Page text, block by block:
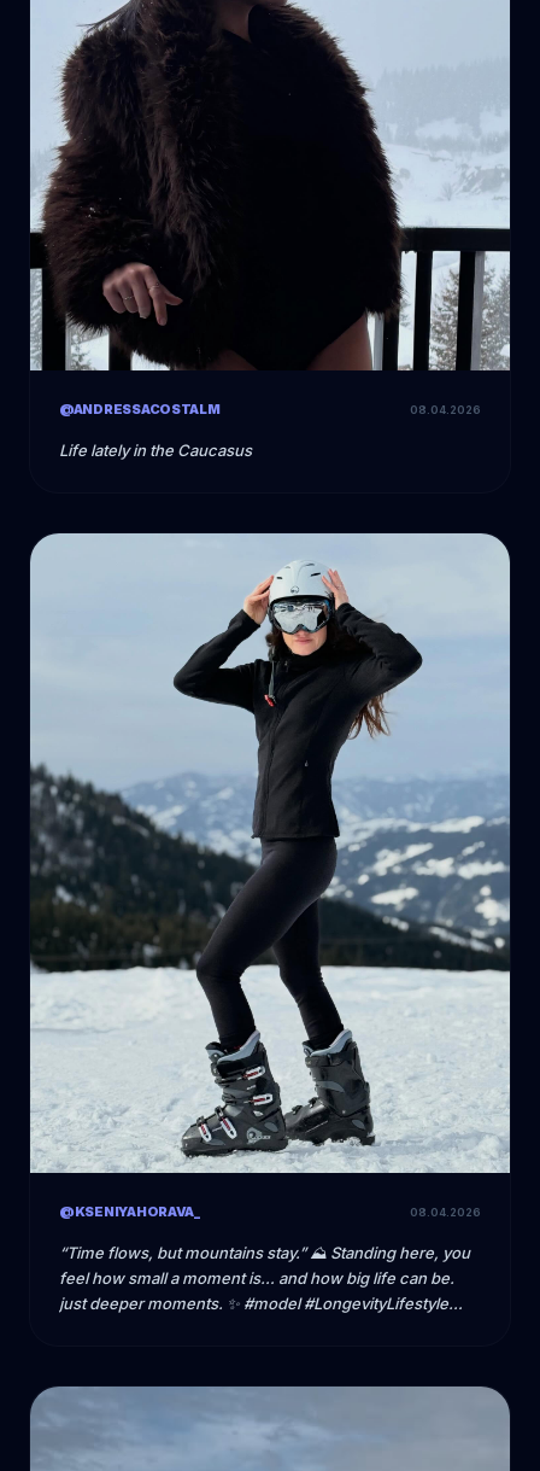
@ANDRESSACOSTALM 08.04.2026
Life lately in the Caucasus
@KSENIYAHORAVA_ 08.04.2026
“Time flows, but mountains stay.” ⛰️ Standing here, you
feel how small a moment is… and how big life can be.
just deeper moments. ✨ #model #LongevityLifestyle